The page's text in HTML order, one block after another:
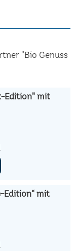
"Bio Genuss
Edition" mit
Edition“ mit